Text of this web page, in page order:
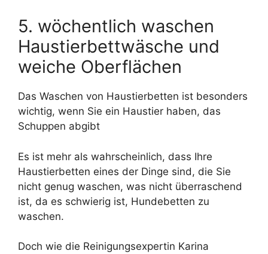
5. wöchentlich waschen
Haustierbettwäsche und
weiche Oberflächen
Das Waschen von Haustierbetten ist besonders
wichtig, wenn Sie ein Haustier haben, das
Schuppen abgibt
Es ist mehr als wahrscheinlich, dass Ihre
Haustierbetten eines der Dinge sind, die Sie
nicht genug waschen, was nicht überraschend
ist, da es schwierig ist, Hundebetten zu
waschen.
Doch wie die Reinigungsexpertin Karina